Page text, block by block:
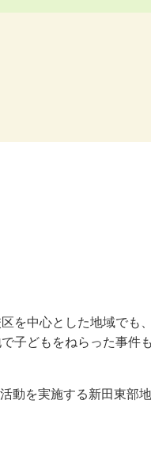
を中心とした地域でも
子どもをねらった事件
動を実施する新田東部